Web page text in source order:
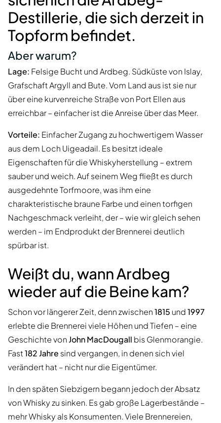
Destillerie, die sich derzeit in
Topform befindet.
Aber warum?
Lage: Felsige Bucht und Ardbeg. Südküste von Islay,
Grafschaft Argyll and Bute. Vom Land aus ist sie nur
über eine kurvenreiche Straße von Port Ellen aus
erreichbar – einfacher ist die Anreise über das Meer.
Vorteile: Einfacher Zugang zu hochwertigem Wasser
aus dem Loch Uigeadail. Es besitzt ideale
Eigenschaften für die Whiskyherstellung – extrem
sauber und weich. Auf seinem Weg fließt es durch
ausgedehnte Torfmoore, was ihm eine
charakteristische braune Farbe und einen torfigen
Nachgeschmack verleiht, der – wie wir gleich sehen
werden – im Endprodukt der Brennerei deutlich
spürbar ist.
Weißt du, wann Ardbeg
wieder auf die Beine kam?
Schon vor längerer Zeit, denn zwischen1815 und1997
erlebte die Brennerei viele Höhen und Tiefen – eine
Geschichte vonJohn MacDougall bis Glenmorangie.
Fast182 Jahre sind vergangen, in denen sich viel
verändert hat – nicht nur die Eigentümer.
In den späten Siebzigern begann jedoch der Absatz
von Whisky zu sinken. Es gab große Lagerbestände –
mehr Whisky als Konsumenten. Viele Brennereien,